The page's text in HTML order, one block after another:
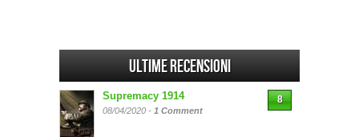
Ultime Recensioni
Supremacy 1914
08/04/2020 - 1 Comment
8